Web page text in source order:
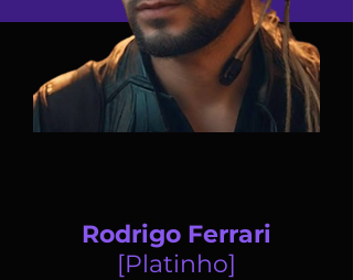
Rodrigo Ferrari
[Platinho]